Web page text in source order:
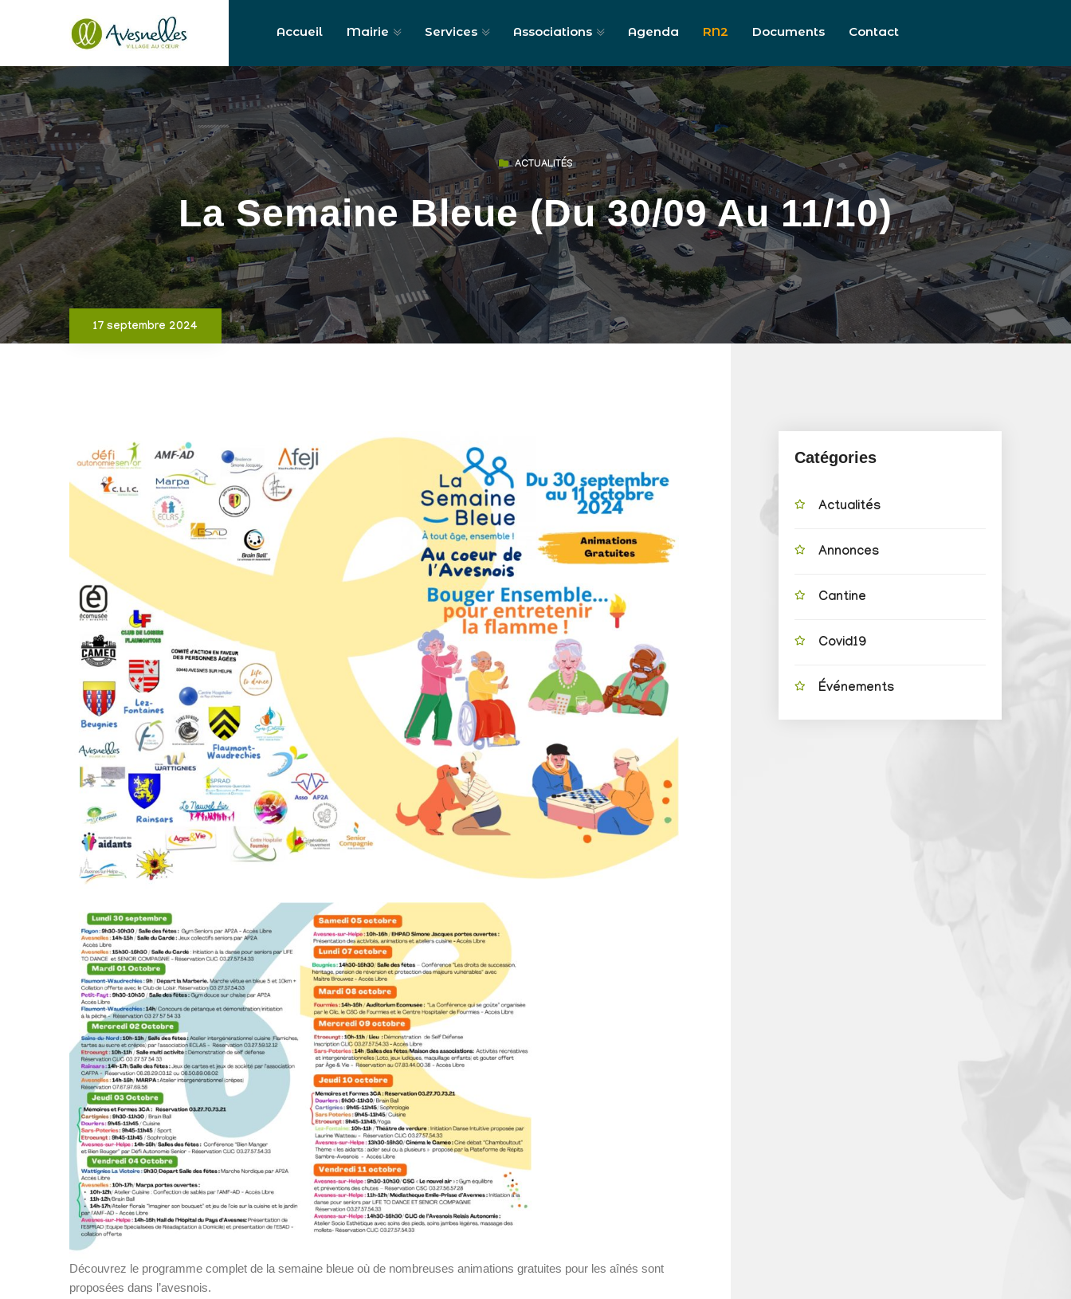
Accueil Mairie Services Associations Agenda RN2 Documents Contact
ACTUALITÉS
La Semaine Bleue (du 30/09 Au 11/10)
17 septembre 2024
Découvrez le programme complet de la semaine bleue où de nombreuses animations gratuites pour les aînés sont
proposées dans l’avesnois.
Catégories
Actualités
Annonces
Cantine
Covid19
Événements